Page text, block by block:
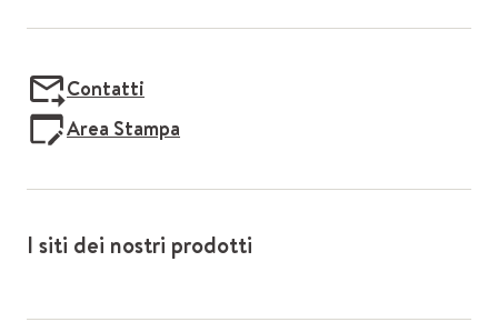
Contatti
Area Stampa
I siti dei nostri prodotti